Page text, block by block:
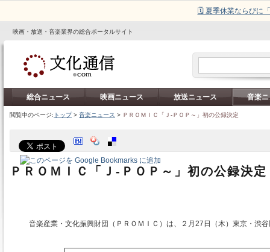
🗓️ 夏季休業ならびに
映画・放送・音楽業界の総合ポータルサイト
総合ニュース 映画ニュース 放送ニュース 音楽
閲覧中のページ: トップ> 音楽ニュース > ＰＲＯＭＩＣ「Ｊ‐ＰＯＰ～」初の公録決定
ＰＲＯＭＩＣ「Ｊ‐ＰＯＰ～」初の公録決定
音楽産業・文化振興財団（ＰＲＯＭＩＣ）は、２月27日（木）東京・渋